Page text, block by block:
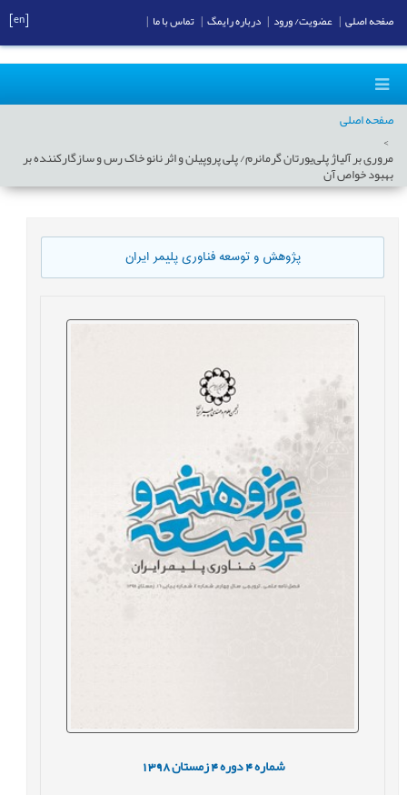
صفحه اصلی
مروری بر آلیاژ پلی‌یورتان گرمانرم/ پلی ‏پروپیلن و اثر نانو خاک رس و سازگارکننده بر
بهبود خواص آن
پژوهش و توسعه فناوری پلیمر ایران
شماره4 دوره4 زمستان1398
صفحه اصلی عضویت/ ورود درباره رایمگ تماس با ما